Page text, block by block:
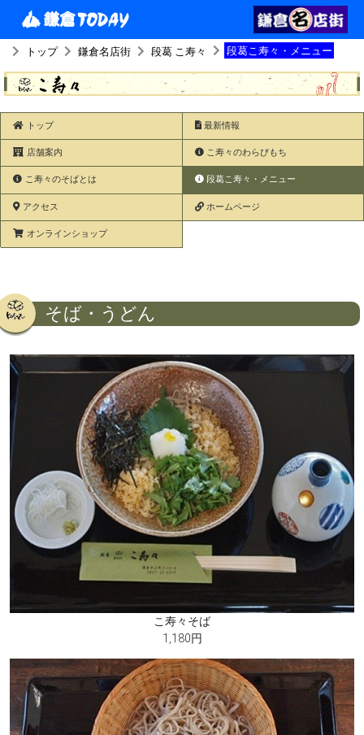
トップ 鎌倉名店街 段葛 こ寿々 段葛こ寿々・メニュー
トップ 最新情報
店舗案内 こ寿々のわらびもち
こ寿々のそばとは 段葛こ寿々・メニュー
アクセス ホームページ
オンラインショップ
そば・うどん
こ寿々そば
1,180円